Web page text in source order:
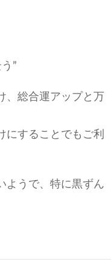
”
、総合運アップと万
にすることでもご利
ようで、特に黒ずん